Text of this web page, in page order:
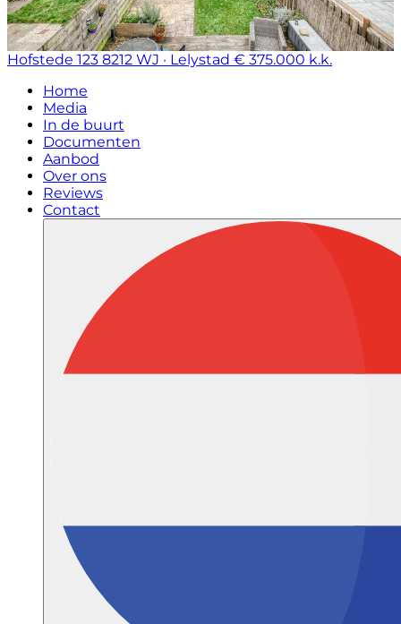
Hofstede 123 8212 WJ · Lelystad € 375.000 k.k.
Home
Media
In de buurt
Documenten
Aanbod
Over ons
Reviews
Contact